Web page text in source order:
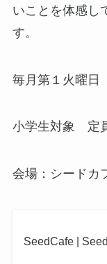
いことを体感し
す。
毎月第１火曜日
小学生対象 定
会場：シードカ
SeedCafe |